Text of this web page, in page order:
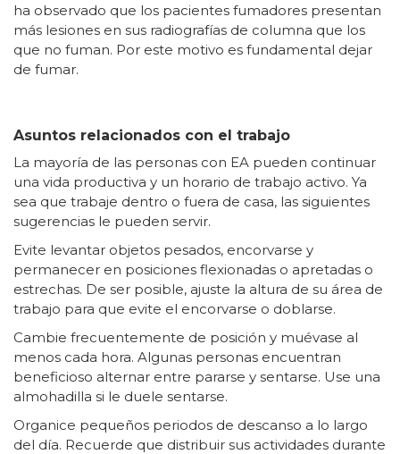
ha observado que los pacientes fumadores presentan
más lesiones en sus radiografías de columna que los
que no fuman. Por este motivo es fundamental dejar
de fumar.
Asuntos relacionados con el trabajo
La mayoría de las personas con EA pueden continuar
una vida productiva y un horario de trabajo activo. Ya
sea que trabaje dentro o fuera de casa, las siguientes
sugerencias le pueden servir.
Evite levantar objetos pesados, encorvarse y
permanecer en posiciones flexionadas o apretadas o
estrechas. De ser posible, ajuste la altura de su área de
trabajo para que evite el encorvarse o doblarse.
Cambie frecuentemente de posición y muévase al
menos cada hora. Algunas personas encuentran
beneficioso alternar entre pararse y sentarse. Use una
almohadilla si le duele sentarse.
Organice pequeños periodos de descanso a lo largo
del día. Recuerde que distribuir sus actividades durante